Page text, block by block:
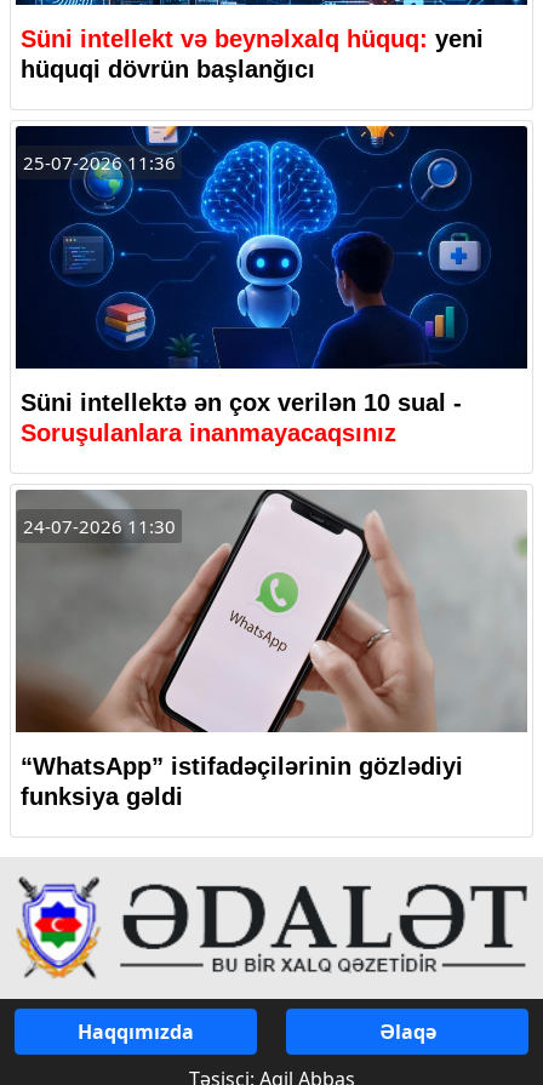
Süni intellekt və beynəlxalq hüquq: yeni
hüquqi dövrün başlanğıcı
25-07-2026 11:36
Süni intellektə ən çox verilən 10 sual -
Soruşulanlara inanmayacaqsınız
24-07-2026 11:30
“WhatsApp” istifadəçilərinin gözlədiyi
funksiya gəldi
Haqqımızda
Əlaqə
Təsisçi: Aqil Abbas